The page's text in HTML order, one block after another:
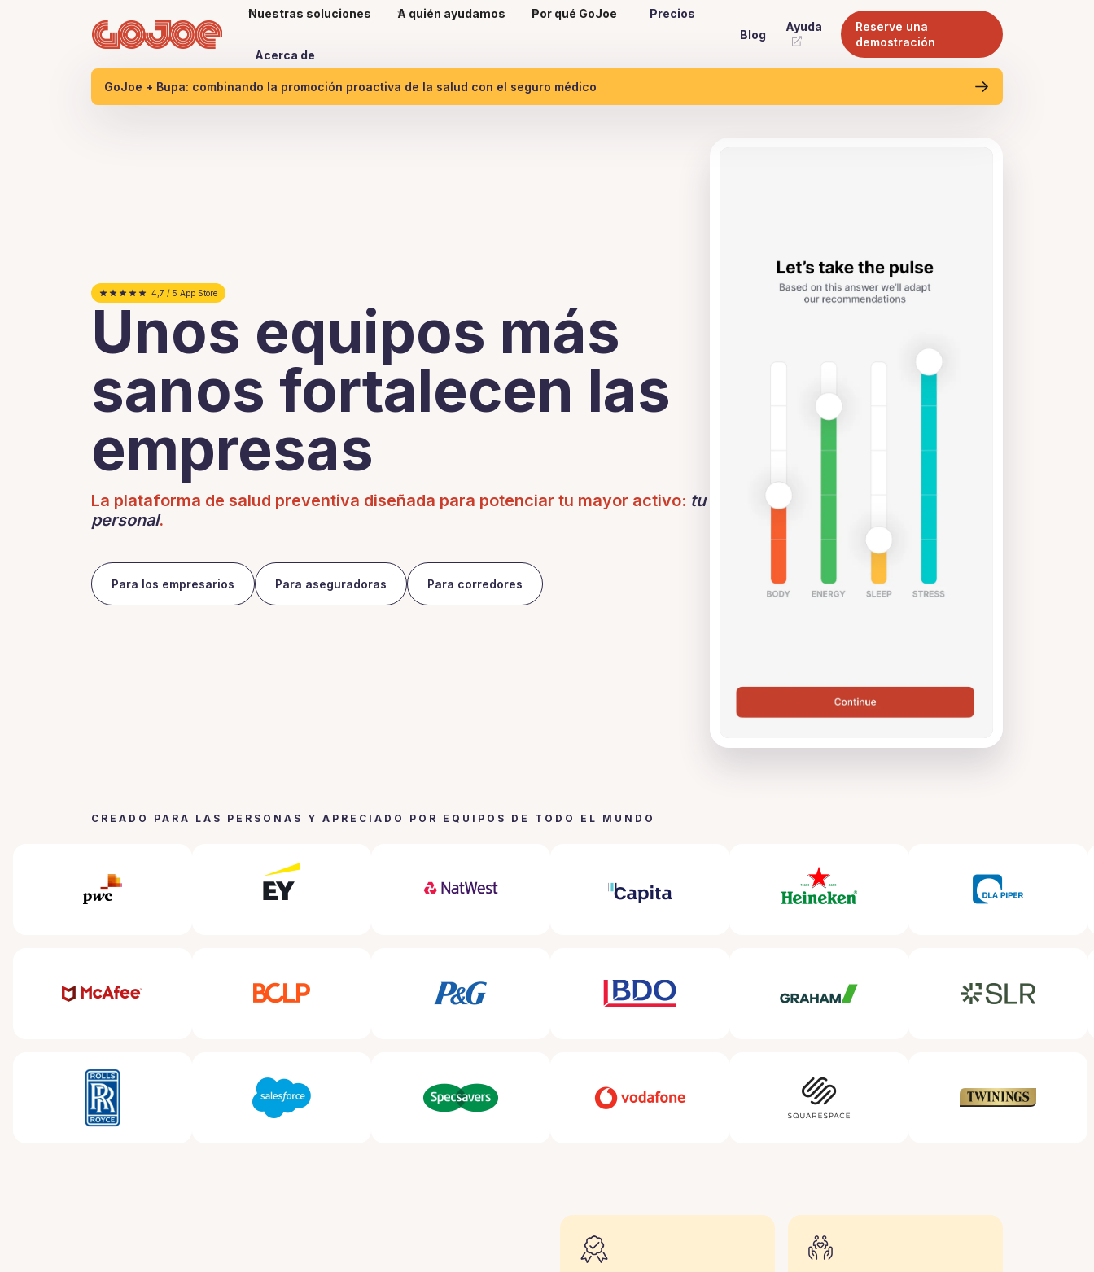
Nuestras soluciones A quién ayudamos Por qué GoJoe Precios
Acerca de
Blog
Ayuda
Reserve una
demostración
GoJoe + Bupa: combinando la promoción proactiva de la salud con el seguro médico
4,7 / 5 App Store
Unos equipos más
sanos fortalecen las
empresas
La plataforma de salud preventiva diseñada para potenciar tu mayor activo: tu
personal.
Para los empresarios Para aseguradoras Para corredores
Slide 6 of 6.
CREADO PARA LAS PERSONAS Y APRECIADO POR EQUIPOS DE TODO EL MUNDO